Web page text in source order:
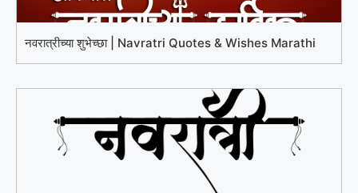
नवरात्रीच्या शुभेच्छा | Navratri Quotes & Wishes Marathi